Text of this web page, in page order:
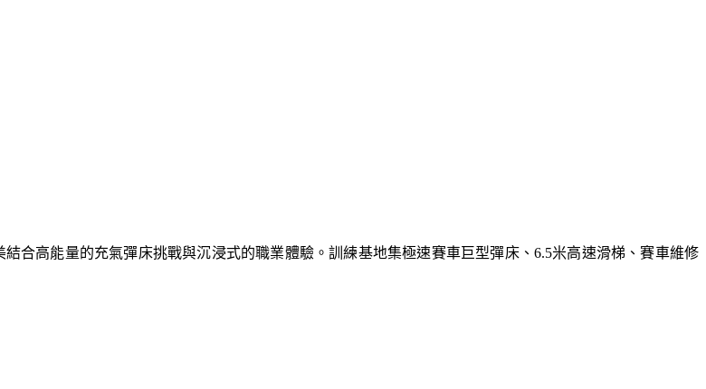
合高能量的充氣彈床挑戰與沉浸式的職業體驗。訓練基地集極速賽車巨型彈床、6.5米高速滑梯、賽車維修